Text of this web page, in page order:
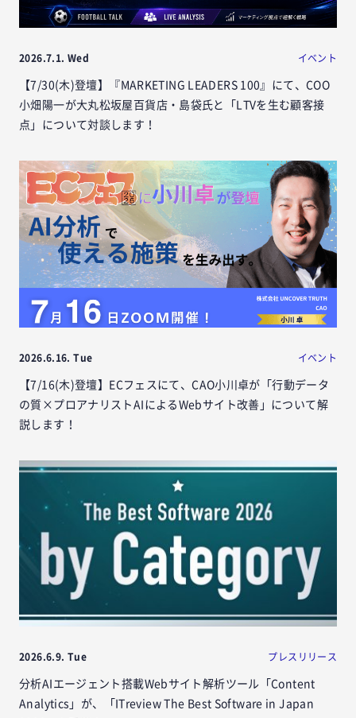
2026.7.1. Wed イベント
【7/30(木)登壇】『MARKETING LEADERS 100』にて、COO
小畑陽一が大丸松坂屋百貨店・島袋氏と「LTVを生む顧客接
点」について対談します！
2026.6.16. Tue イベント
【7/16(木)登壇】ECフェスにて、CAO小川卓が「行動データ
の質×プロアナリストAIによるWebサイト改善」について解
説します！
2026.6.9. Tue プレスリリース
分析AIエージェント搭載Webサイト解析ツール「Content
Analytics」が、「ITreview The Best Software in Japan